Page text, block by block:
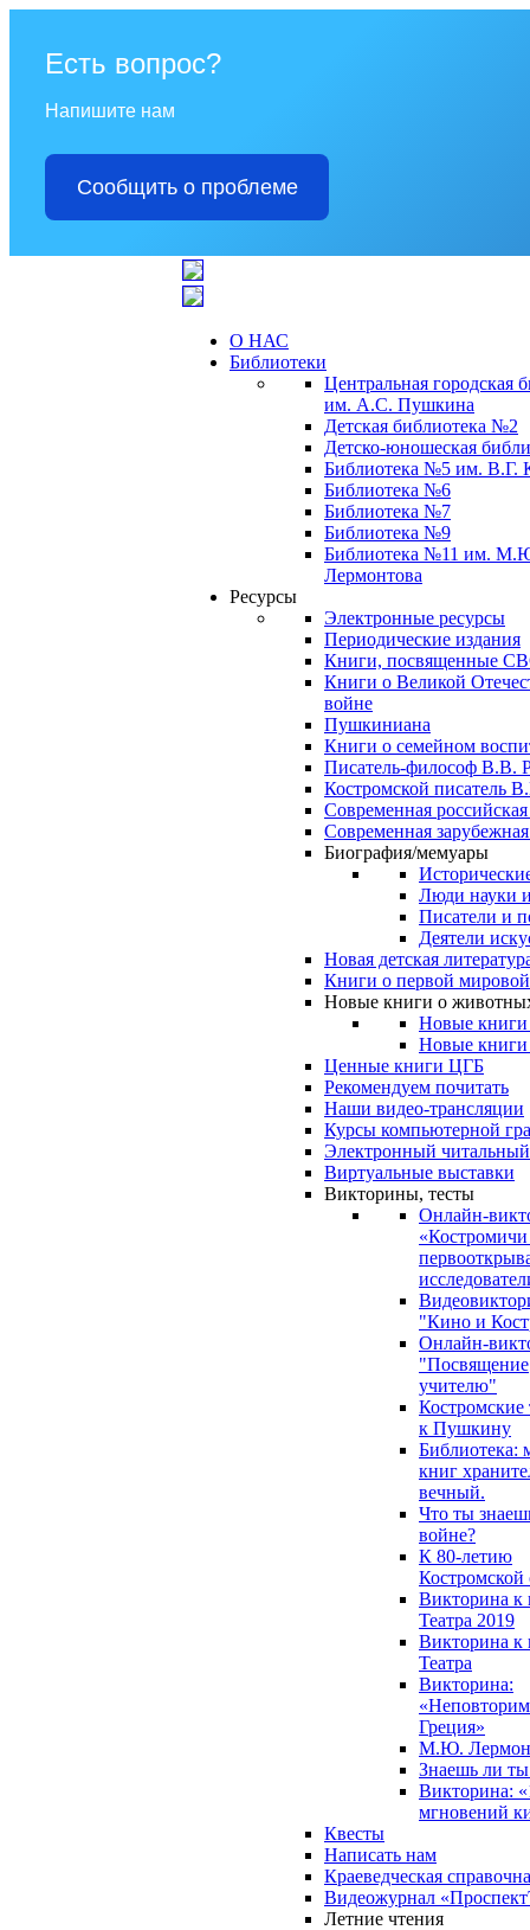
Есть вопрос?
Напишите нам
Сообщить о проблеме
О НАС
Библиотеки
Центральная городская
им. А.С. Пушкина
Детская библиотека №2
Детско-юношеская
Библиотека №5 им. В.Г.
Библиотека №6
Библиотека №7
Библиотека №9
Библиотека №11 им.
Лермонтова
Ресурсы
Электронные ресурсы
Периодические издания
Книги, посвященные
Книги о Великой
войне
Пушкиниана
Книги о семейном
Писатель-философ В.В.
Костромской писатель
Современная российская
Современная
Биография/мемуары
Люди науки
Писатели и
Деятели
Новая детская
Книги о первой
Новые книги о
Новые книги
Новые книги
Ценные книги ЦГБ
Рекомендуем почитать
Наши видео-трансляции
Курсы компьютерной
Электронный читальный
Виртуальные выставки
Викторины, тесты
Онлайн-
"Кино и
Онлайн-
"Посвящение
учителю"
к Пушкину
Библиотека:
книг
вечный.
Что ты
войне?
К 80-летию
Костромской
Викторина к
Театра 2019
Викторина к
Театра
Викторина:
Греция»
М.Ю.
Знаешь ли
Викторина:
мгновений
Квесты
Написать нам
Краеведческая
Видеожурнал
Летние чтения